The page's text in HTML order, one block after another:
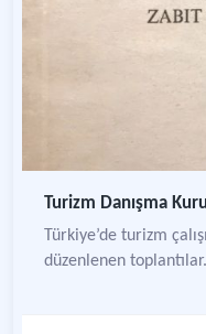
Turizm Danışma
Türkiye’de turizm
düzenlenen toplantılar.